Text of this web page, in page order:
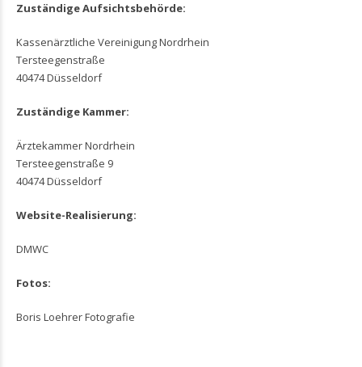
Zuständige Aufsichtsbehörde:
Kassenärztliche Vereinigung Nordrhein
Tersteegenstraße
40474 Düsseldorf
Zuständige Kammer:
Ärztekammer Nordrhein
Tersteegenstraße 9
40474 Düsseldorf
Website-Realisierung:
DMWC
Fotos:
Boris Loehrer Fotografie